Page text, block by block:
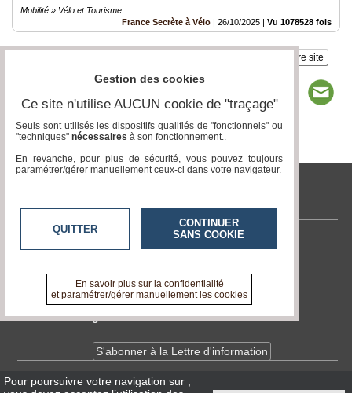
Mobilité » Vélo et Tourisme
France Secrète à Vélo | 26/10/2025 | Vu 1078528 fois
Insérez sur votre site
tvlocale.fr
Contactez-nous
A propos de tvlocale.fr
Devenir délégué
S'abonner à la Lettre d'information
InfosCNIL/RGPD
Pour poursuivre votre navigation sur
Gestion des cookies
Ce site n'utilise AUCUN cookie de "traçage"
Seuls sont utilisés les dispositifs qualifiés de "fonctionnels" ou
"techniques" nécessaires à son fonctionnement..
En revanche, pour plus de sécurité, vous pouvez toujours
paramétrer/gérer manuellement ceux-ci dans votre navigateur.
QUITTER
CONTINUER
SANS COOKIE
En savoir plus sur la confidentialité
et paramétrer/gérer manuellement les cookies